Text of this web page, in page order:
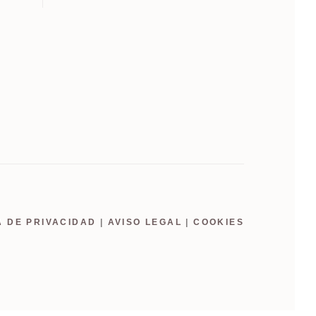
DE PRIVACIDAD AVISO LEGAL |COOKIES